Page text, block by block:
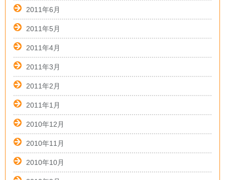
2011年6月
2011年5月
2011年4月
2011年3月
2011年2月
2011年1月
2010年12月
2010年11月
2010年10月